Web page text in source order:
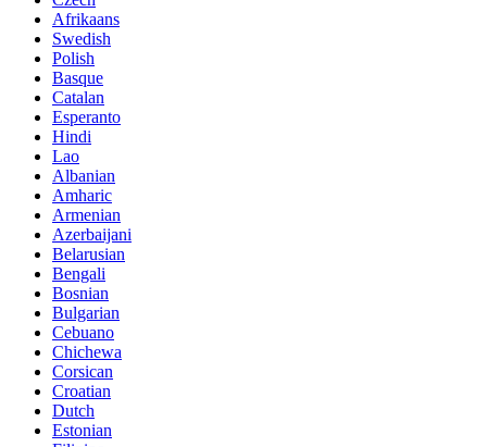
Afrikaans
Swedish
Polish
Basque
Catalan
Esperanto
Hindi
Lao
Albanian
Amharic
Armenian
Azerbaijani
Belarusian
Bengali
Bosnian
Bulgarian
Cebuano
Chichewa
Corsican
Croatian
Dutch
Estonian